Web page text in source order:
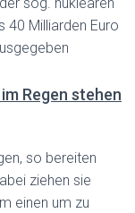
40 Milliarden Euro
Regen stehen
so bereiten
ziehen sie
einen um zu